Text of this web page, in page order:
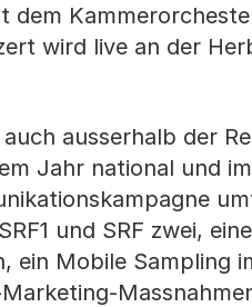
wird live an der
ausserhalb der
Jahr national und
und SRF zwei,
ein Mobile Sampling